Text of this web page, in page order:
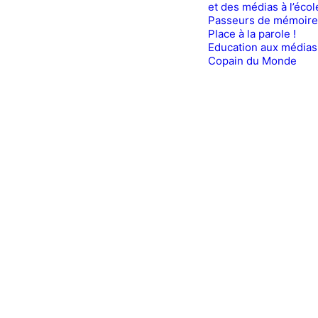
et des médias à
Passeurs de mémoire
Place à la parole !
Education aux médias
Copain du Monde